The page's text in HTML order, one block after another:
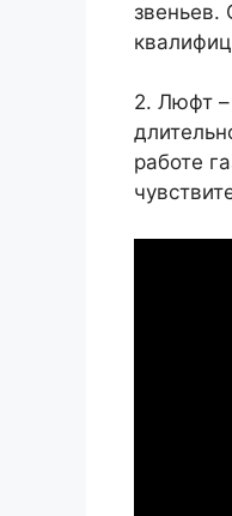
звеньев.
2. Люфт –
работе